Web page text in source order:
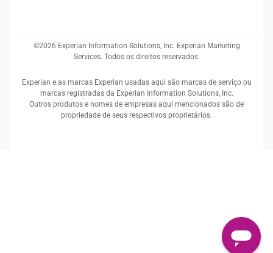
©2026 Experian Information Solutions, Inc. Experian Marketing
Services. Todos os direitos reservados.
Experian e as marcas Experian usadas aqui são marcas de serviço ou
marcas registradas da Experian Information Solutions, Inc.
Outros produtos e nomes de empresas aqui mencionados são de
propriedade de seus respectivos proprietários.